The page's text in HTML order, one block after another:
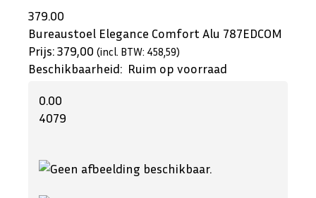
379.00
Bureaustoel Elegance Comfort Alu 787EDCOM
Prijs: 379,00 (incl. BTW: 458,59)
Beschikbaarheid: Ruim op voorraad
0.00
4079